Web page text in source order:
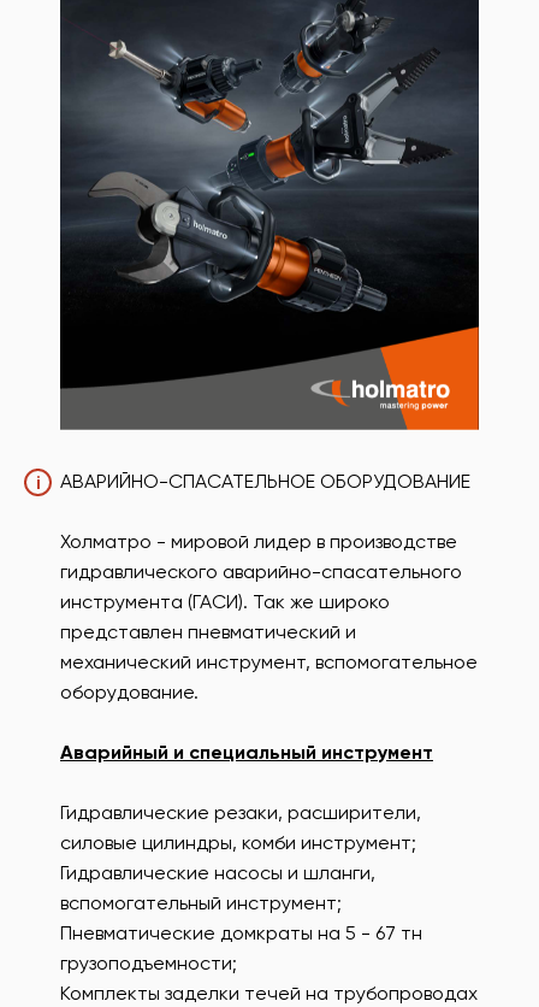
i АВАРИЙНО-СПАСАТЕЛЬНОЕ ОБОРУДОВАНИЕ
Холматро - мировой лидер в производстве
гидравлического аварийно-спасательного
инструмента (ГАСИ). Так же широко
представлен пневматический и
механический инструмент, вспомогательное
оборудование.
Аварийный и специальный инструмент
Гидравлические резаки, расширители,
силовые цилиндры, комби инструмент;
Гидравлические насосы и шланги,
вспомогательный инструмент;
Пневматические домкраты на 5 - 67 тн
грузоподъемности;
Комплекты заделки течей на трубопроводах